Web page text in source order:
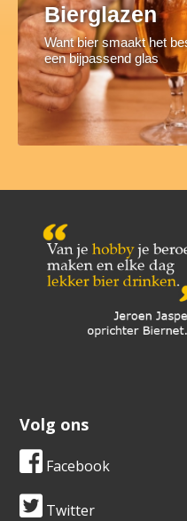
Bierglazen
Want bier smaakt het
een bijpassend glas
Volg ons
Facebook
Twitter